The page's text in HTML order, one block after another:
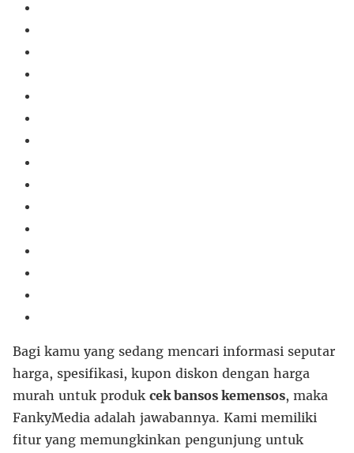
Bagi kamu yang sedang mencari informasi seputar
harga, spesifikasi, kupon diskon dengan harga
murah untuk produk cek bansos kemensos, maka
FankyMedia adalah jawabannya. Kami memiliki
fitur yang memungkinkan pengunjung untuk